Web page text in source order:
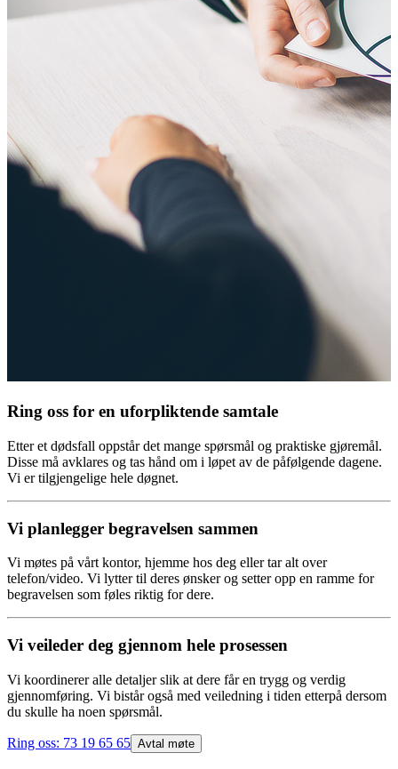
Ring oss for en uforpliktende samtale
Etter et dødsfall oppstår det mange spørsmål og praktiske gjøremål.
Disse må avklares og tas hånd om i løpet av de påfølgende dagene.
Vi er tilgjengelige hele døgnet.
Vi planlegger begravelsen sammen
Vi møtes på vårt kontor, hjemme hos deg eller tar alt over
telefon/video. Vi lytter til deres ønsker og setter opp en ramme for
begravelsen som føles riktig for dere.
Vi veileder deg gjennom hele prosessen
Vi koordinerer alle detaljer slik at dere får en trygg og verdig
gjennomføring. Vi bistår også med veiledning i tiden etterpå dersom
du skulle ha noen spørsmål.
Ring oss: 73 19 65 65 Avtal møte